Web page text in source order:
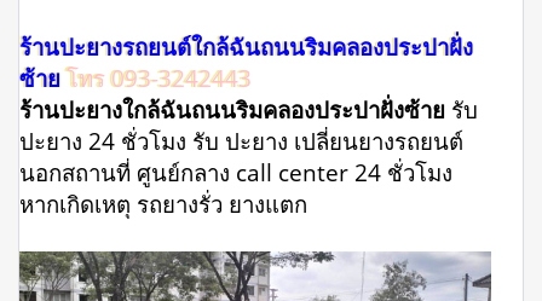
ร้านปะยางรถยนต์ใกล้ฉันถนนริมคลองประปาฝั่ง
ซ้าย โทร 093-3242443
ร้านปะยางใกล้ฉันถนนริมคลองประปาฝั่งซ้าย รับ
ปะยาง 24 ชั่วโมง รับ ปะยาง เปลี่ยนยางรถยนต์
นอกสถานที่ ศูนย์กลาง call center 24 ชั่วโมง
หากเกิดเหตุ รถยางรั่ว ยางแตก